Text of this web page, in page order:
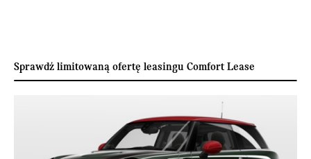
Sprawdź limitowaną ofertę leasingu Comfort Lease